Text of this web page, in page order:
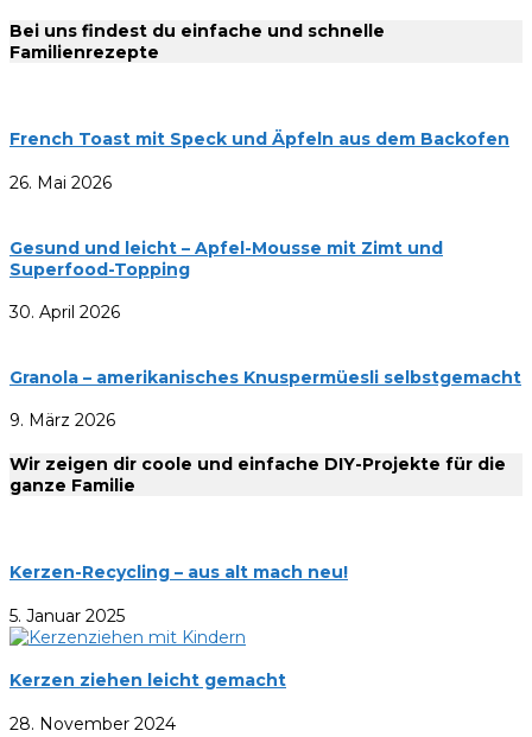
Bei uns findest du einfache und schnelle
Familienrezepte
French Toast mit Speck und Äpfeln aus dem Backofen
26. Mai 2026
Gesund und leicht – Apfel-Mousse mit Zimt und
Superfood-Topping
30. April 2026
Granola – amerikanisches Knuspermüesli selbstgemacht
9. März 2026
Wir zeigen dir coole und einfache DIY-Projekte für die
ganze Familie
Kerzen-Recycling – aus alt mach neu!
5. Januar 2025
Kerzen ziehen leicht gemacht
28. November 2024